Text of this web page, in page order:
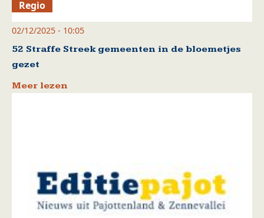
Regio
02/12/2025 - 10:05
52 Straffe Streek gemeenten in de bloemetjes
gezet
Meer lezen